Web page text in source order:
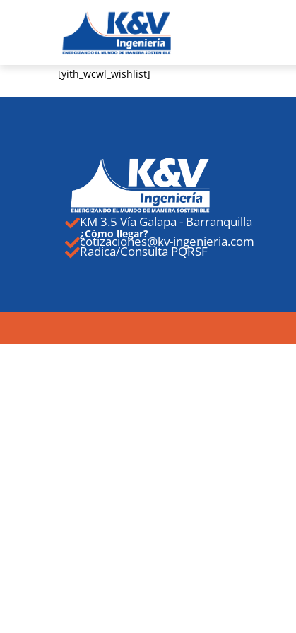
[yith_wcwl_wishlist]
KM 3.5 Vía Galapa - Barranquilla
¿Cómo llegar?
cotizaciones@kv-ingenieria.com
Radica/Consulta PQRSF